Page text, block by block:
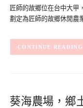
匠師的故鄉位在台中大甲
劃定為匠師的故鄉休閒農
CONTINUE READING
葵海農場，鄉